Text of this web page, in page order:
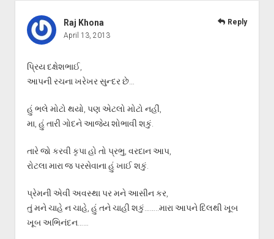
Raj Khona
April 13, 2013
પ્રિય દક્ષેશભાઈ,
આપની રચના ખરેખર સુન્દર છે…
હું ભલે મોટો થયો, પણ એટલો મોટો નહીં,
મા, હું તારી ગોદને આજેય શોભાવી શકું.
તારે જો કરવી કૃપા હો તો પ્રભુ, વરદાન આપ,
રોટલા મારા જ પરસેવાના હું ખાઈ શકું.
પ્રેમની એવી અવસ્થા પર મને આસીન કર,
તું મને ચાહે ન ચાહે, હું તને ચાહી શકું……..મારા આપને દિલથી ખૂબ
ખૂબ અભિનંદન……
Reply